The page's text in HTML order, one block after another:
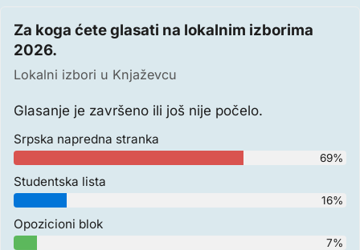
Za koga ćete glasati na lokalnim izborima
2026.
Lokalni izbori u Knjaževcu
Glasanje je završeno ili još nije počelo.
Srpska napredna stranka
69%
Studentska lista
16%
Opozicioni blok
7%